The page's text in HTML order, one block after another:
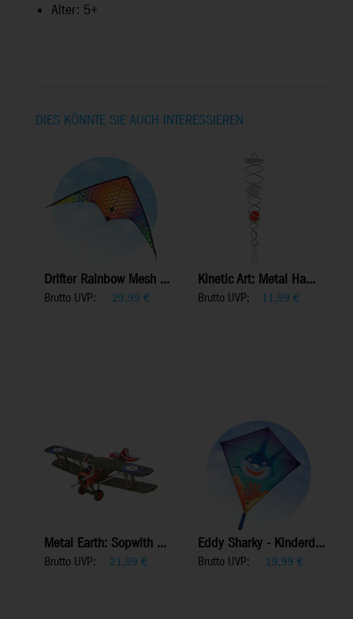
Alter: 5+
DIES KÖNNTE SIE AUCH INTERESSIEREN
Drifter Rainbow Mesh ...
Brutto UVP: 29,99 €
Kinetic Art: Metal Ha...
Brutto UVP: 11,99 €
Metal Earth: Sopwith ...
Brutto UVP: 21,99 €
Eddy Sharky - Kinderd...
Brutto UVP: 19,99 €